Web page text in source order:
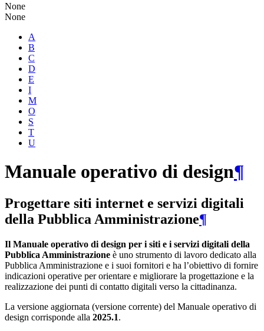
None
None
A
B
C
D
E
I
M
O
S
T
U
Manuale operativo di design¶
Progettare siti internet e servizi digitali
della Pubblica Amministrazione¶
Il Manuale operativo di design per i siti e i servizi digitali della
Pubblica Amministrazione è uno strumento di lavoro dedicato alla
Pubblica Amministrazione e i suoi fornitori e ha l’obiettivo di fornire
indicazioni operative per orientare e migliorare la progettazione e la
realizzazione dei punti di contatto digitali verso la cittadinanza.
La versione aggiornata (versione corrente) del Manuale operativo di
design corrisponde alla 2025.1.